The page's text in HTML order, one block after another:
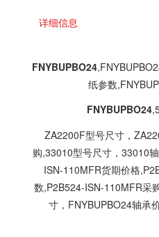
详细信息
FNYBUPBO24
纸参数
FNYBUPBO24
ZA2200F型号尺寸，
购,33010型号尺寸，33010
ISN-110MFR货期价格
数,P2B524-ISN-110MFR采
寸，FNYBUPBO24轴承